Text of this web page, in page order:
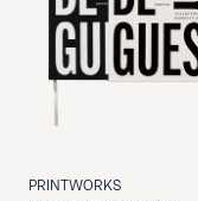
PRINTWORKS